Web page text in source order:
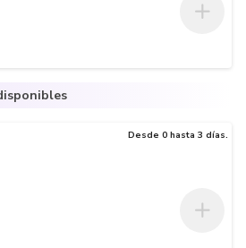
Desde 0 hasta 3 días.